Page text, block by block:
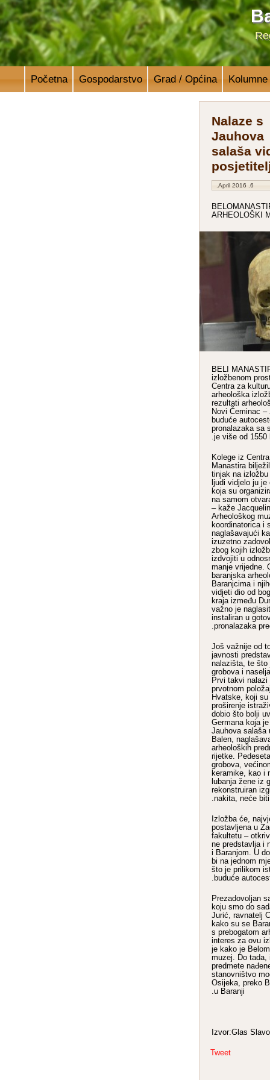
Početna Gospodarstvo Grad / Općina Kolumne
Nalaze s
Jauhova
salaša
6. April 2016.
ARHEOLOŠKI
BELI
izložbenom
Centra za
arheološka
rezultati
Novi Čeminac
buduće
pronalazaka sa
je više od 1550
– Kolege iz
Manastira
tinjak na
ljudi vidjelo ju je
koja su
na samom
– kaže
Arheološkog
koordinatorica i
naglašavajući
izuzetno
zbog kojih
izdvojiti u
manje vrijedne.
baranjska
Baranjcima i
vidjeti dio od
kraja između
važno je
instaliran u
pronalazaka
– Još važnije od
javnosti
nalazišta, te što
grobova i
Prvi takvi nalazi
prvotnom
Hvatske, koji
proširenje
dobio što bolji
Germana koja
Jauhova salaša
Balen,
arheoloških
rijetke.
grobova,
keramike, kao i
lubanja žene iz
rekonstruiran
nakita, neće
– Izložba će,
postavljena u
fakultetu –
ne predstavlja i
i Baranjom. U
bi na jednom
što je prilikom
buduće
– Prezadovoljan
koju smo do
Jurić, ravnatelj
kako su se
s prebogatom
interes za ovu
je kako je
muzej. Do tada,
predmete
stanovništvo
Osijeka, preko
u Baranji.
Izvor:Glas
Tweet